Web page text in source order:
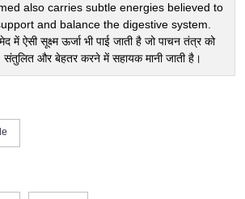
also carries subtle energies believed to
and balance the digestive system.
में ऐसी सूक्ष्म ऊर्जा भी पाई जाती है जो पाचन तंत्र को
संतुलित और बेहतर करने में सहायक मानी जाती है।